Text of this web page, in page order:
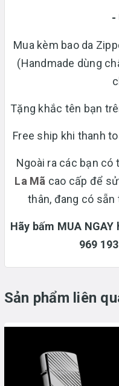
-
Mua kèm bao da
(Handmade dùng
Tặng khắc tên bạn
Free ship khi thanh
Ngoài ra các bạn có
La Mã cao cấp để
thân, đang có sẵn
Hãy bấm MUA
969
Sản phẩm liên